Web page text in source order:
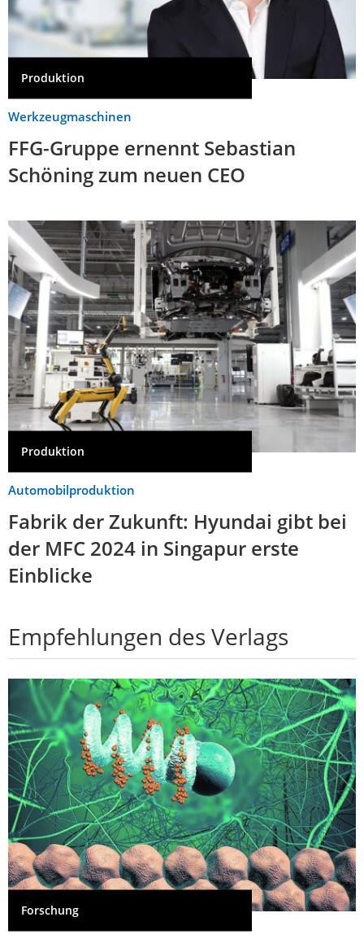
Produktion
Werkzeugmaschinen
FFG-Gruppe ernennt Sebastian
Schöning zum neuen CEO
Produktion
Automobilproduktion
Fabrik der Zukunft: Hyundai gibt bei
der MFC 2024 in Singapur erste
Einblicke
Empfehlungen des Verlags
Forschung